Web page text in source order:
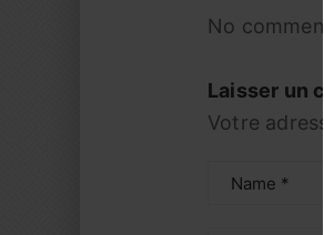
No
Laisser un
Votre